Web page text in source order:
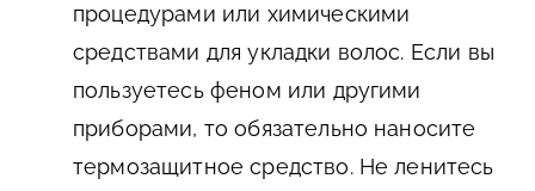
процедурами или химическими
средствами для укладки волос. Если вы
пользуетесь феном или другими
приборами, то обязательно наносите
термозащитное средство. Не ленитесь